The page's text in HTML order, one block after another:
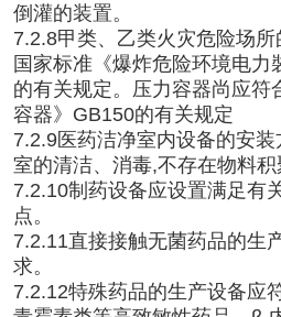
倒灌的装置。
7.2.8甲类、乙类火灾危险场
国家标准《爆炸危险环境电力
的有关规定。压力容器尚应符
容器》GB150的有关规定
7.2.9医药洁净室内设备的安
室的清洁、消毒,不存在物料积
7.2.10制药设备应设置满足有
点。
7.2.11直接接触无菌药品的生
求。
7.2.12特殊药品的生产设备应